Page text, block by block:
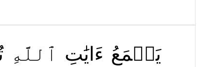
يَسۡمَعُ ءَايَٰتِ ٱللَّهِ